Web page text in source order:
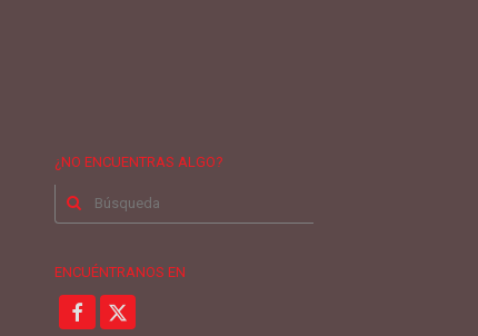
¿NO ENCUENTRAS ALGO?
Buscar
ENCUÉNTRANOS EN